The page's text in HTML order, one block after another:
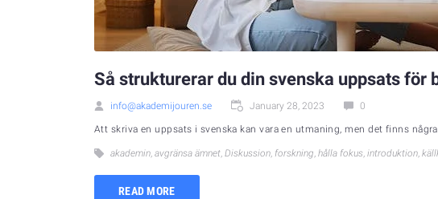
Så strukturerar du din svenska uppsats för
info@akademijouren.se January 28, 2023 0
Att skriva en uppsats i svenska kan vara en utmaning, men det finns
akademin, avgränsa ämnet, Diskussion, forskning, hålla fokus, introduktion,
READ MORE